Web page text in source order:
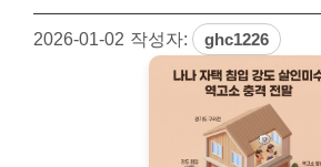
2026-01-02 작성자: ghc1226